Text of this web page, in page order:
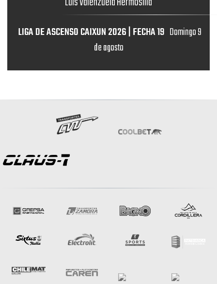
LIGA DE ASCENSO CAIXUN 2026 | FECHA 19 Domingo 9
de agosto